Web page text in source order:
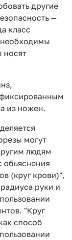
другие
—
класс
носят
из ножен.
могут
людям
обьяснения
(круг крови)",
руки и
"Круг
способ